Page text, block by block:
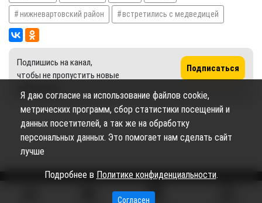
нижневартовский район встретились с медведицей
Подпишись на канал,
чтобы не пропустить новые
Подписаться
Я даю согласие на использование файлов cookie,
метрических программ, сбор статистики посещений и
данных посетителей, а так же на обработку
персональных данных. Это помогает нам сделать сайт
лучше
Подробнее в Политике конфиденциальности.
Согласен